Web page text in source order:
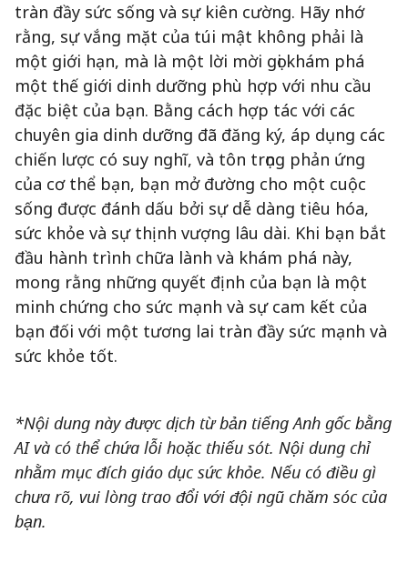
tràn đầy sức sống và sự kiên cường. Hãy nhớ
rằng, sự vắng mặt của túi mật không phải là
một giới hạn, mà là một lời mời gọi khám phá
một thế giới dinh dưỡng phù hợp với nhu cầu
đặc biệt của bạn. Bằng cách hợp tác với các
chuyên gia dinh dưỡng đã đăng ký, áp dụng các
chiến lược có suy nghĩ, và tôn trọng phản ứng
của cơ thể bạn, bạn mở đường cho một cuộc
sống được đánh dấu bởi sự dễ dàng tiêu hóa,
sức khỏe và sự thịnh vượng lâu dài. Khi bạn bắt
đầu hành trình chữa lành và khám phá này,
mong rằng những quyết định của bạn là một
minh chứng cho sức mạnh và sự cam kết của
bạn đối với một tương lai tràn đầy sức mạnh và
sức khỏe tốt.
*Nội dung này được dịch từ bản tiếng Anh gốc bằng
AI và có thể chứa lỗi hoặc thiếu sót. Nội dung chỉ
nhằm mục đích giáo dục sức khỏe. Nếu có điều gì
chưa rõ, vui lòng trao đổi với đội ngũ chăm sóc của
bạn.